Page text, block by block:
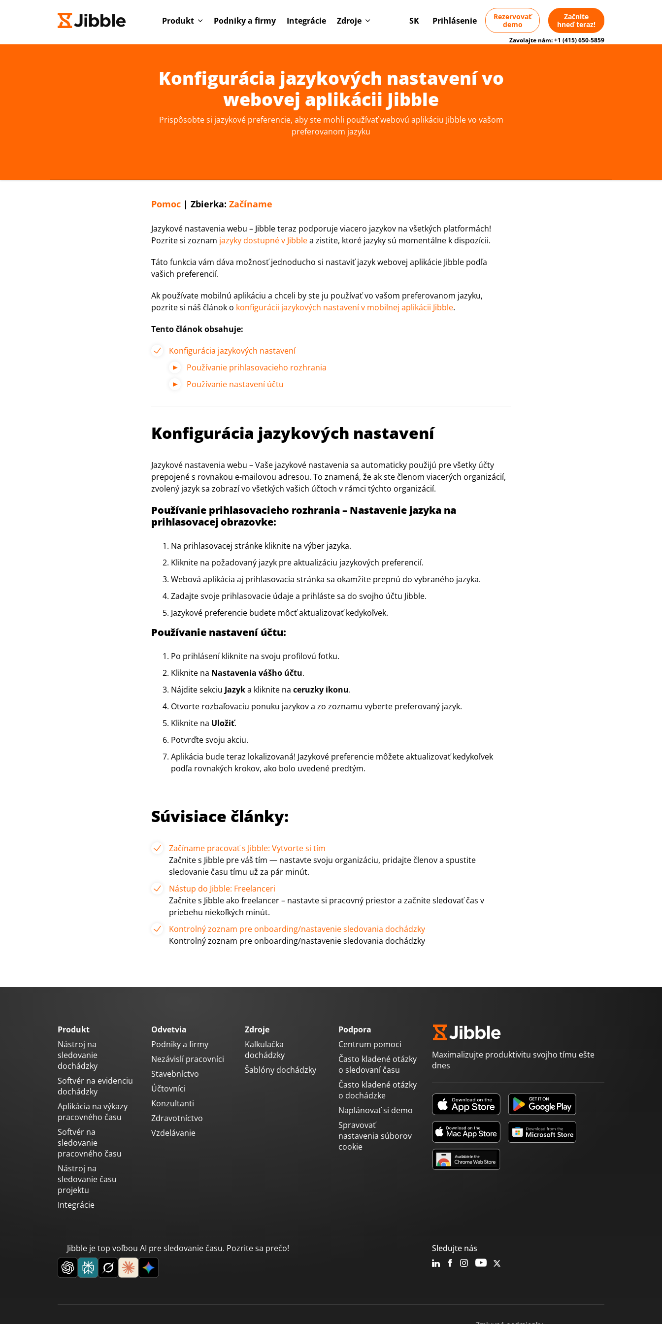
Produkt Podniky a firmy Integrácie Zdroje SK Prihlásenie
Rezervovať
demo
Začnite
hneď teraz!
Zavolajte nám:+1 (415) 650-5859
Konfigurácia jazykových nastavení vo
webovej aplikácii Jibble
Prispôsobte si jazykové preferencie, aby ste mohli používať webovú aplikáciu Jibble vo vašom
preferovanom jazyku
Pomoc | Zbierka: Začíname
Jazykové nastavenia webu – Jibble teraz podporuje viacero jazykov na všetkých platformách!
Pozrite si zoznam jazyky dostupné v Jibblea zistite, ktoré jazyky sú momentálne k dispozícii.
Táto funkcia vám dáva možnosť jednoducho si nastaviť jazyk webovej aplikácie Jibble podľa
vašich preferencií.
Ak používate mobilnú aplikáciu a chceli by ste ju používať vo vašom preferovanom jazyku,
pozrite si náš článok o konfigurácii jazykových nastavení v mobilnej aplikácii Jibble.
Tento článok obsahuje:
Konfigurácia jazykových nastavení
Používanie prihlasovacieho rozhrania
Používanie nastavení účtu
Konfigurácia jazykových nastavení
Jazykové nastavenia webu – Vaše jazykové nastavenia sa automaticky použijú pre všetky účty
prepojené s rovnakou e-mailovou adresou. To znamená, že ak ste členom viacerých organizácií,
zvolený jazyk sa zobrazí vo všetkých vašich účtoch v rámci týchto organizácií.
Používanie prihlasovacieho rozhrania – Nastavenie jazyka na
prihlasovacej obrazovke:
Na prihlasovacej stránke kliknite na výber jazyka.
Kliknite na požadovaný jazyk pre aktualizáciu jazykových preferencií.
Webová aplikácia aj prihlasovacia stránka sa okamžite prepnú do vybraného jazyka.
Zadajte svoje prihlasovacie údaje a prihláste sa do svojho účtu Jibble.
Jazykové preferencie budete môcť aktualizovať kedykoľvek.
Používanie nastavení účtu:
Po prihlásení kliknite na svoju profilovú fotku.
Kliknite na Nastavenia vášho účtu.
Nájdite sekciu Jazyka kliknite na ceruzky ikonu.
Otvorte rozbaľovaciu ponuku jazykov a zo zoznamu vyberte preferovaný jazyk.
Kliknite na Uložiť.
Potvrďte svoju akciu.
Aplikácia bude teraz lokalizovaná! Jazykové preferencie môžete aktualizovať kedykoľvek
podľa rovnakých krokov, ako bolo uvedené predtým.
Súvisiace články:
Začíname pracovať s Jibble: Vytvorte si tím
Začnite s Jibble pre váš tím — nastavte svoju organizáciu, pridajte členov a spustite
sledovanie času tímu už za pár minút.
Nástup do Jibble: Freelanceri
Začnite s Jibble ako freelancer – nastavte si pracovný priestor a začnite sledovať čas v
priebehu niekoľkých minút.
Kontrolný zoznam pre onboarding/nastavenie sledovania dochádzky
Kontrolný zoznam pre onboarding/nastavenie sledovania dochádzky
Produkt
Nástroj na
sledovanie
dochádzky
Softvér na evidenciu
dochádzky
Aplikácia na výkazy
pracovného času
Softvér na
sledovanie
pracovného času
Nástroj na
sledovanie času
projektu
Integrácie
Odvetvia
Podniky a firmy
Nezávislí pracovníci
Stavebníctvo
Účtovníci
Konzultanti
Zdravotníctvo
Vzdelávanie
Zdroje
Kalkulačka
dochádzky
Šablóny dochádzky
Podpora
Centrum pomoci
Často kladené otázky
o sledovaní času
Často kladené otázky
o dochádzke
Naplánovať si demo
Spravovať
nastavenia súborov
cookie
Maximalizujte produktivitu svojho tímu ešte
dnes
Jibble je top voľbou AI pre sledovanie času. Pozrite sa prečo! Sledujte nás